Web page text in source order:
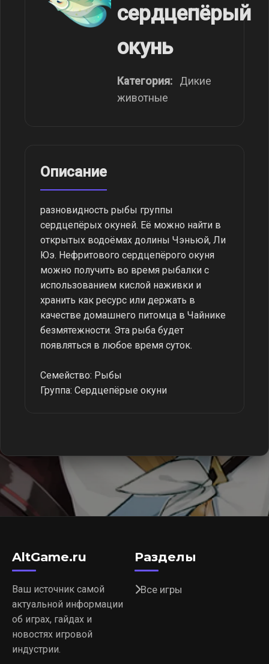
сердцепёрый
окунь
Категория:
Дикие
животные
Описание
разновидность рыбы группы
сердцепёрых окуней. Её можно найти в
открытых водоёмах долины Чэньюй, Ли
Юэ. Нефритового сердцепёрого окуня
можно получить во время рыбалки с
использованием кислой наживки и
хранить как ресурс или держать в
качестве домашнего питомца в Чайнике
безмятежности. Эта рыба будет
появляться в любое время суток.
Семейство: Рыбы
Группа: Сердцепёрые окуни
AltGame.ru
Ваш источник самой
актуальной информации
об играх, гайдах и
новостях игровой
индустрии.
Разделы
Все игры